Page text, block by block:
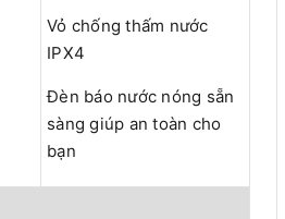
Vỏ chống thấm nước
IPX4
Đèn báo nước nóng sẵn
sàng giúp an toàn cho
bạn